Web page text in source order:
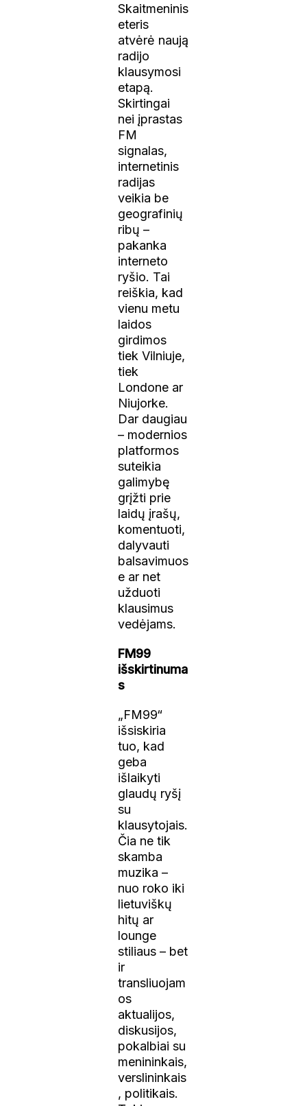
Skaitmeninis
eteris
atvėrė naują
radijo
klausymosi
etapą.
Skirtingai
nei įprastas
FM
signalas,
internetinis
radijas
veikia be
geografinių
ribų –
pakanka
interneto
ryšio. Tai
reiškia, kad
vienu metu
laidos
girdimos
tiek Vilniuje,
tiek
Londone ar
Niujorke.
Dar daugiau
– modernios
platformos
suteikia
galimybę
grįžti prie
laidų įrašų,
komentuoti,
dalyvauti
balsavimuos
e ar net
užduoti
klausimus
vedėjams.
FM99
išskirtinuma
s
„FM99“
išsiskiria
tuo, kad
geba
išlaikyti
glaudų ryšį
su
klausytojais.
Čia ne tik
skamba
muzika –
nuo roko iki
lietuviškų
hitų ar
lounge
stiliaus – bet
ir
transliuojam
os
aktualijos,
diskusijos,
pokalbiai su
menininkais,
verslininkais
, politikais.